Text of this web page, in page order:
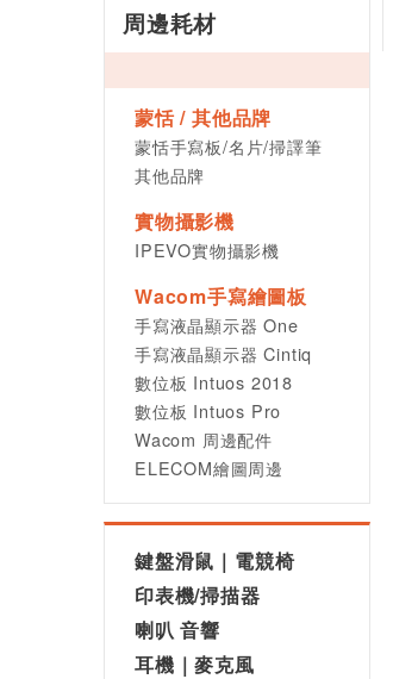
周邊耗材
蒙恬 / 其他品牌
蒙恬手寫板/名片/掃譯筆
其他品牌
實物攝影機
IPEVO實物攝影機
Wacom手寫繪圖板
手寫液晶顯示器 One
手寫液晶顯示器 Cintiq
數位板 Intuos 2018
數位板 Intuos Pro
Wacom 周邊配件
ELECOM繪圖周邊
鍵盤滑鼠｜電競椅
印表機/掃描器
喇叭 音響
耳機｜麥克風